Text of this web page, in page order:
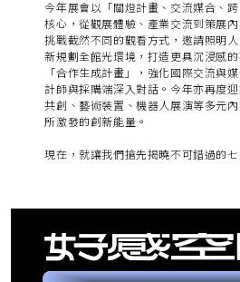
今年展會以「關燈計畫、交流媒合、
核心，從觀展體驗、產業交流到策展
挑戰截然不同的觀看方式，邀請照明
新規劃全館光環境，打造更具沉浸感
「合作生成計畫」，強化國際交流與
計師與採購端深入對話。今年亦再度
共創、藝術裝置、機器人展演等多元
所激發的創新能量。
現在，就讓我們搶先揭曉不可錯過的七